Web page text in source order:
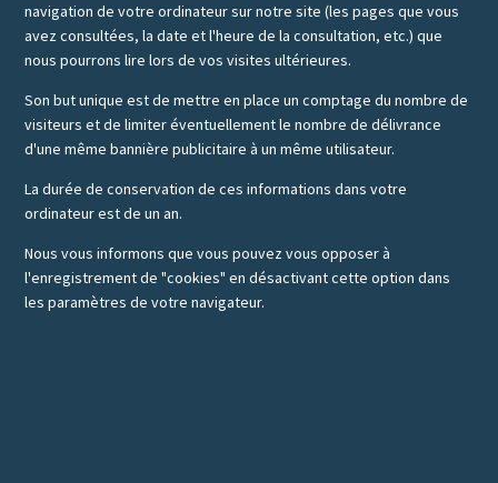
navigation de votre ordinateur sur notre site (les pages que vous
avez consultées, la date et l'heure de la consultation, etc.) que
nous pourrons lire lors de vos visites ultérieures.
Son but unique est de mettre en place un comptage du nombre de
visiteurs et de limiter éventuellement le nombre de délivrance
d'une même bannière publicitaire à un même utilisateur.
La durée de conservation de ces informations dans votre
ordinateur est de un an.
Nous vous informons que vous pouvez vous opposer à
l'enregistrement de "cookies" en désactivant cette option dans
les paramètres de votre navigateur.